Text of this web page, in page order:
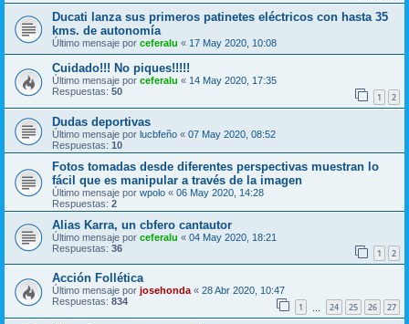
Ducati lanza sus primeros patinetes eléctricos con hasta 35
kms. de autonomía
Último mensaje por ceferalu « 17 May 2020, 10:08
Cuidado!!! No piques!!!!!
Último mensaje por ceferalu « 14 May 2020, 17:35
Respuestas: 50 1 2
Dudas deportivas
Último mensaje por lucbfeño « 07 May 2020, 08:52
Respuestas: 10
Fotos tomadas desde diferentes perspectivas muestran lo
fácil que es manipular a través de la imagen
Último mensaje por wpolo « 06 May 2020, 14:28
Respuestas: 2
Alias Karra, un cbfero cantautor
Último mensaje por ceferalu « 04 May 2020, 18:21
Respuestas: 36 1 2
Acción Follética
Último mensaje por josehonda« 28 Abr 2020, 10:47
Respuestas: 834 1 24 25 26 27